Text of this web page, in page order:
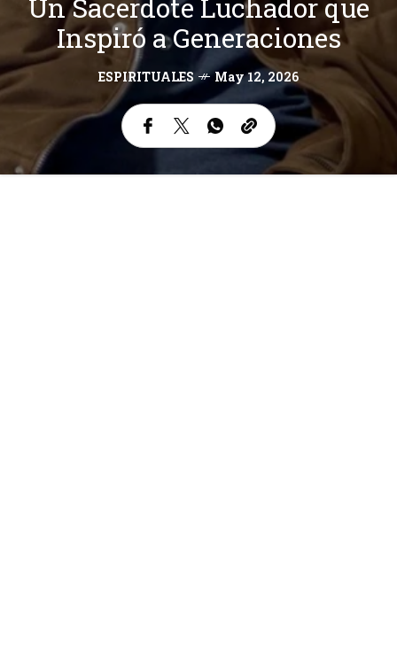
Un Sacerdote Luchador que
Inspiró a Generaciones
ESPIRITUALES May 12, 2026